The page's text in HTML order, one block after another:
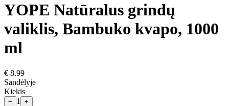
YOPE Natūralus grindų
valiklis, Bambuko kvapo, 1000
ml
€ 8.99
Sandėlyje
Kiekis
− 1
+